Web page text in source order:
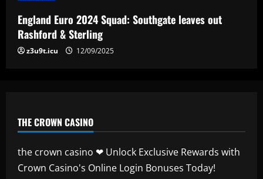
5 12/09/2025
England Euro 2024 Squad: Southgate leaves out
Rashford & Sterling
z3u9t.icu 12/09/2025
THE CROWN CASINO
the crown casino ❤ Unlock Exclusive Rewards with
Crown Casino's Online Login Bonuses Today!